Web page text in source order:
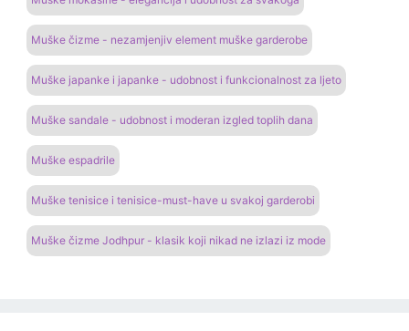
Muške čizme - nezamjenjiv element muške garderobe
Muške japanke i japanke - udobnost i funkcionalnost za ljeto
Muške sandale - udobnost i moderan izgled toplih dana
Muške espadrile
Muške tenisice i tenisice-must-have u svakoj garderobi
Muške čizme Jodhpur - klasik koji nikad ne izlazi iz mode